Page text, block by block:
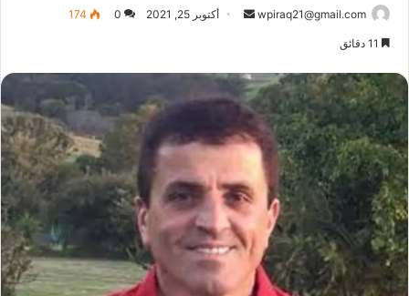
wpiraq21@gmail.com
أرسل أكتوبر 25, 2021 0
174